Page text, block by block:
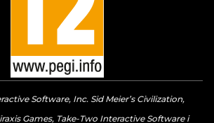
Software, Inc. Sid Meier’s Civilization,
Games, Take-Two Interactive Software i